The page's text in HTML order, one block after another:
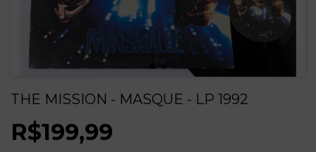
THE MISSION - MASQUE - LP 1992
R$199,99